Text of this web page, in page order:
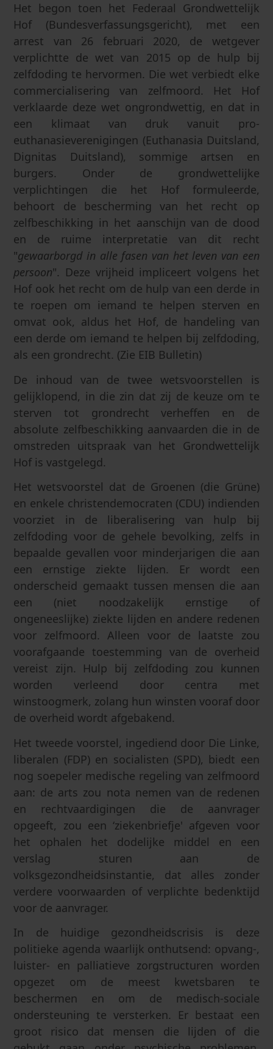
Het begon toen het Federaal Grondwettelijk
Hof (Bundesverfassungsgericht), met een
arrest van 26 februari 2020, de wetgever
verplichtte de wet van 2015 op de hulp bij
zelfdoding te hervormen. Die wet verbiedt elke
commercialisering van zelfmoord. Het Hof
verklaarde deze wet ongrondwettig, en dat in
een klimaat van druk vanuit pro-
euthanasieverenigingen (Euthanasia Duitsland,
Dignitas Duitsland), sommige artsen en
burgers. Onder de grondwettelijke
verplichtingen die het Hof formuleerde,
behoort de bescherming van het recht op
zelfbeschikking in het aanschijn van de dood
en de ruime interpretatie van dit recht
"gewaarborgd in alle fasen van het leven van een
persoon". Deze vrijheid impliceert volgens het
Hof ook het recht om de hulp van een derde in
te roepen om iemand te helpen sterven en
omvat ook, aldus het Hof, de handeling van
een derde om iemand te helpen bij zelfdoding,
als een grondrecht. (Zie EIB Bulletin)
De inhoud van de twee wetsvoorstellen is
gelijklopend, in die zin dat zij de keuze om te
sterven tot grondrecht verheffen en de
absolute zelfbeschikking aanvaarden die in de
omstreden uitspraak van het Grondwettelijk
Hof is vastgelegd.
Het wetsvoorstel dat de Groenen (die Grüne)
en enkele christendemocraten (CDU) indienden
voorziet in de liberalisering van hulp bij
zelfdoding voor de gehele bevolking, zelfs in
bepaalde gevallen voor minderjarigen die aan
een ernstige ziekte lijden. Er wordt een
onderscheid gemaakt tussen mensen die aan
een (niet noodzakelijk ernstige of
ongeneeslijke) ziekte lijden en andere redenen
voor zelfmoord. Alleen voor de laatste zou
voorafgaande toestemming van de overheid
vereist zijn. Hulp bij zelfdoding zou kunnen
worden verleend door centra met
winstoogmerk, zolang hun winsten vooraf door
de overheid wordt afgebakend.
Het tweede voorstel, ingediend door Die Linke,
liberalen (FDP) en socialisten (SPD), biedt een
nog soepeler medische regeling van zelfmoord
aan: de arts zou nota nemen van de redenen
en rechtvaardigingen die de aanvrager
opgeeft, zou een ‘ziekenbriefje' afgeven voor
het ophalen het dodelijke middel en een
verslag sturen aan de
volksgezondheidsinstantie, dat alles zonder
verdere voorwaarden of verplichte bedenktijd
voor de aanvrager.
In de huidige gezondheidscrisis is deze
politieke agenda waarlijk onthutsend: opvang-,
luister- en palliatieve zorgstructuren worden
opgezet om de meest kwetsbaren te
beschermen en om de medisch-sociale
ondersteuning te versterken. Er bestaat een
groot risico dat mensen die lijden of die